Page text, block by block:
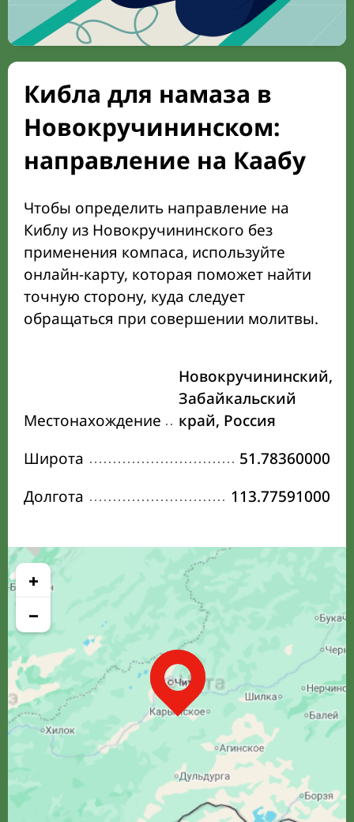
Кибла для намаза в
Новокручининском:
направление на Каабу
Чтобы определить направление на
Киблу из Новокручининского без
применения компаса, используйте
онлайн-карту, которая поможет найти
точную сторону, куда следует
обращаться при совершении молитвы.
Местонахождение
Новокручининский,
Забайкальский
край, Россия
Широта
51.78360000
Долгота
113.77591000
+
−